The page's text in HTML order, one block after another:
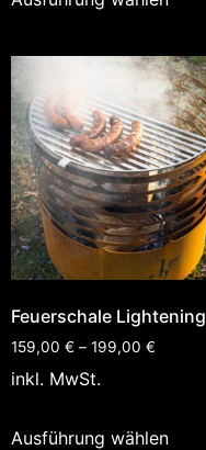
Feuerschale Lightening
159,00 € – 199,00 €
inkl. MwSt.
Ausführung wählen